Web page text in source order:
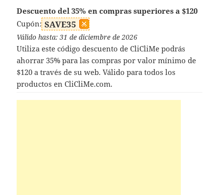
Descuento del 35% en compras superiores a $120
Cupón: SAVE35
Válido hasta: 31 de diciembre de 2026
Utiliza este código descuento de CliCliMe podrás
ahorrar 35% para las compras por valor mínimo de
$120 a través de su web. Válido para todos los
productos en CliCliMe.com.